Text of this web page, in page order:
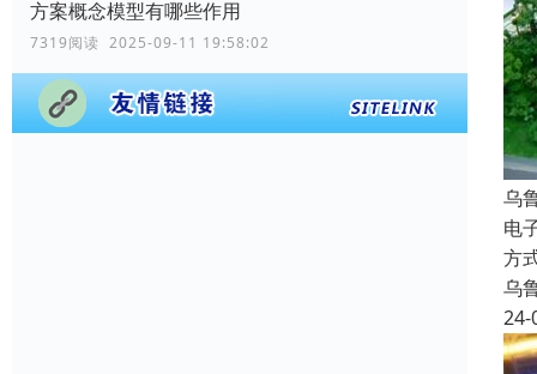
方案概念模型有哪些作用
7319阅读 2025-09-11 19:58:02
乌
电
方
乌
24-